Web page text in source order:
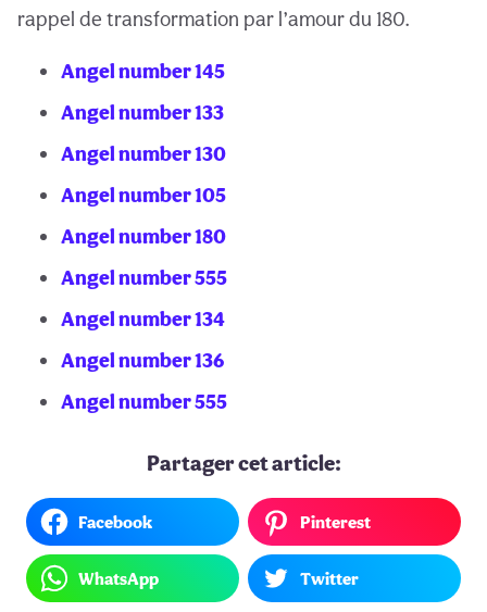
rappel de transformation par l’amour du 180.
Angel number 145
Angel number 133
Angel number 130
Angel number 105
Angel number 180
Angel number 555
Angel number 134
Angel number 136
Angel number 555
Partager cet article:
Facebook Pinterest
WhatsApp Twitter